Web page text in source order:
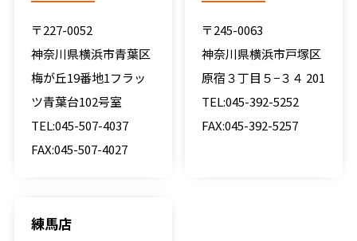
〒227-0052
神奈川県横浜市青葉区
梅が丘19番地1フラッ
ツ青葉台102号室
TEL:045-507-4037
FAX:045-507-4027
〒245-0063
神奈川県横浜市戸塚区
原宿３丁目５−３４ 201
TEL:045-392-5252
FAX:045-392-5257
練馬店